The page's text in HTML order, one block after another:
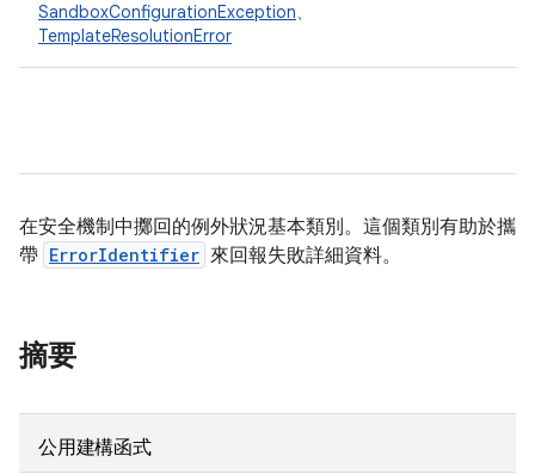
SandboxConfigurationException、
TemplateResolutionError
在安全機制中擲回的例外狀況基本類別。這個類別有助於攜
帶 ErrorIdentifier 來回報失敗詳細資料。
摘要
公用建構函式